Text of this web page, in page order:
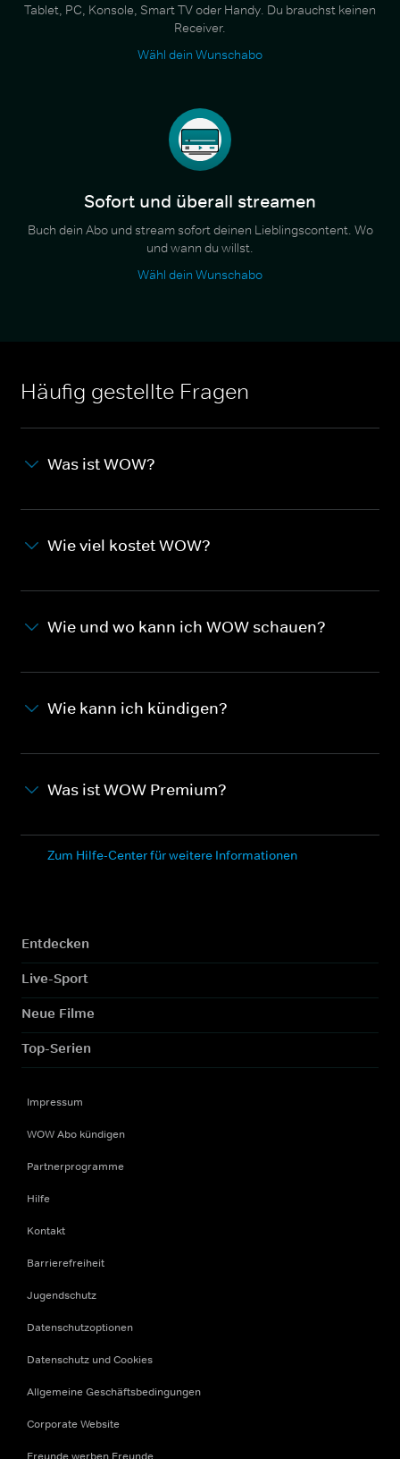
Tablet, PC, Konsole, Smart TV oder Handy. Du brauchst keinen
Receiver.
Wähl dein Wunschabo
Sofort und überall streamen
Buch dein Abo und stream sofort deinen Lieblingscontent. Wo
und wann du willst.
Wähl dein Wunschabo
Häufig gestellte Fragen
Was ist WOW?
Wie viel kostet WOW?
Wie und wo kann ich WOW schauen?
Wie kann ich kündigen?
Was ist WOW Premium?
Zum Hilfe-Center für weitere Informationen
Entdecken
Live-Sport
Neue Filme
Top-Serien
Impressum
WOW Abo kündigen
Partnerprogramme
Hilfe
Kontakt
Barrierefreiheit
Jugendschutz
Datenschutzoptionen
Datenschutz und Cookies
Allgemeine Geschäftsbedingungen
Corporate Website